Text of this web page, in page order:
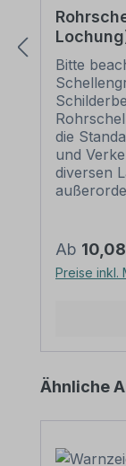
Bitte
die
und
diversen
eine
einer
Norm:
beachten
Regulärer
Ab
Preise inkl.
Ähnliche